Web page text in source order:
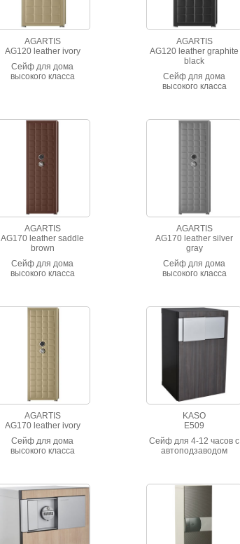
AGARTIS
AG120 leather ivory
Сейф для дома
высокого класса
AGARTIS
AG120 leather graphite
black
Сейф для дома
высокого класса
прострочкой.
AGARTIS
AG170 leather saddle
brown
Сейф для дома
высокого класса
прострочкой.
AGARTIS
AG170 leather silver
gray
Сейф для дома
высокого класса
прострочкой.
AGARTIS
AG170 leather ivory
Сейф для дома
высокого класса
прострочкой.
KASO
E509
Сейф для 4-12 часов с
автоподзаводом